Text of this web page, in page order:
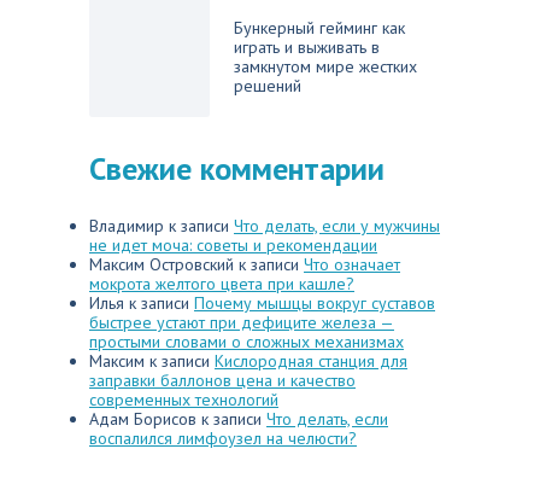
Бункерный гейминг как
играть и выживать в
замкнутом мире жестких
решений
Свежие комментарии
Владимир к записи Что делать, если у мужчины
не идет моча: советы и рекомендации
Максим Островский к записи Что означает
мокрота желтого цвета при кашле?
Илья к записи Почему мышцы вокруг суставов
быстрее устают при дефиците железа —
простыми словами о сложных механизмах
Максим к записи Кислородная станция для
заправки баллонов цена и качество
современных технологий
Адам Борисов к записи Что делать, если
воспалился лимфоузел на челюсти?